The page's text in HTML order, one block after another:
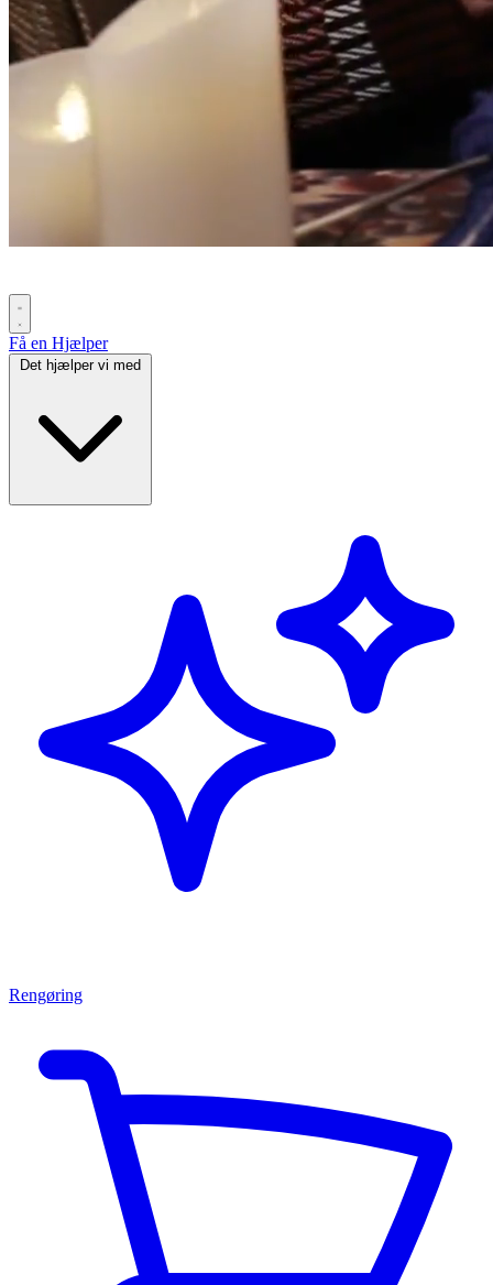
Få en Hjælper
Det hjælper vi med
Rengøring